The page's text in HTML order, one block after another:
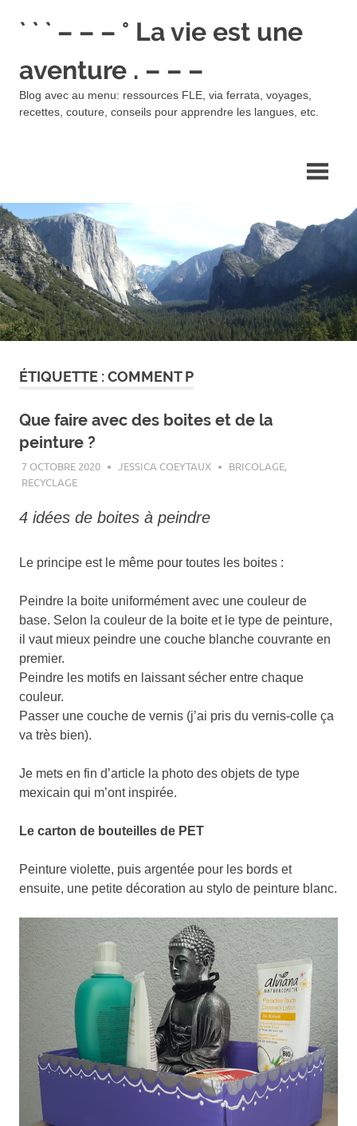
` ` ` – – – ° La vie est une
aventure . – – –
Blog avec au menu: ressources FLE, via ferrata, voyages,
recettes, couture, conseils pour apprendre les langues, etc.
ÉTIQUETTE :COMMENT P
Que faire avec des boites et de la
peinture ?
7 OCTOBRE 2020 JESSICA COEYTAUX BRICOLAGE,
RECYCLAGE
4 idées de boites à peindre
Le principe est le même pour toutes les boites :
Peindre la boite uniformément avec une couleur de
base. Selon la couleur de la boite et le type de peinture,
il vaut mieux peindre une couche blanche couvrante en
premier.
Peindre les motifs en laissant sécher entre chaque
couleur.
Passer une couche de vernis (j’ai pris du vernis-colle ça
va très bien).
Je mets en fin d’article la photo des objets de type
mexicain qui m’ont inspirée.
Le carton de bouteilles de PET
Peinture violette, puis argentée pour les bords et
ensuite, une petite décoration au stylo de peinture blanc.